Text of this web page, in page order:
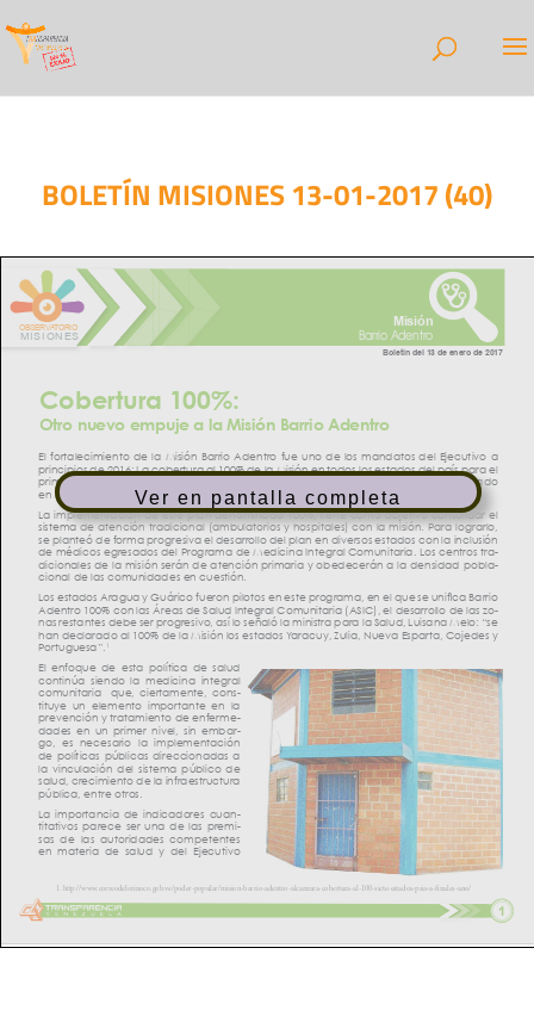
BOLETÍN MISIONES 13-01-2017 (40)
Ver en pantalla completa